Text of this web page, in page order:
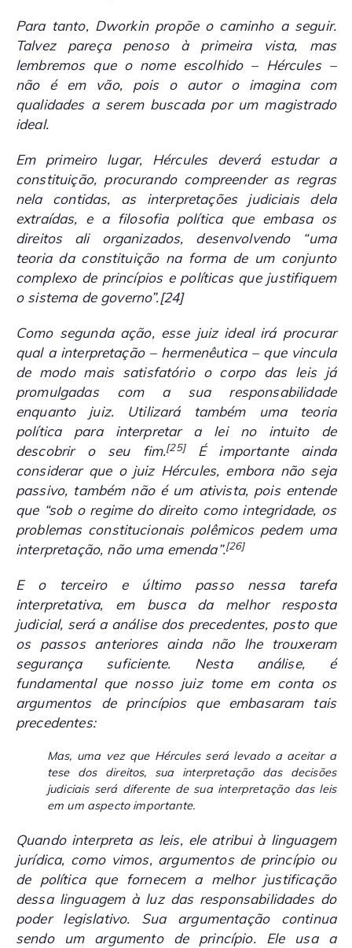
Para tanto, Dworkin propõe o caminho a seguir.
Talvez pareça penoso à primeira vista, mas
lembremos que o nome escolhido – Hércules –
não é em vão, pois o autor o imagina com
qualidades a serem buscada por um magistrado
ideal.
Em primeiro lugar, Hércules deverá estudar a
constituição, procurando compreender as regras
nela contidas, as interpretações judiciais dela
extraídas, e a filosofia política que embasa os
direitos ali organizados, desenvolvendo “uma
teoria da constituição na forma de um conjunto
complexo de princípios e políticas que justifiquem
o sistema de governo”.[24]
Como segunda ação, esse juiz ideal irá procurar
qual a interpretação – hermenêutica – que vincula
de modo mais satisfatório o corpo das leis já
promulgadas com a sua responsabilidade
enquanto juiz. Utilizará também uma teoria
política para interpretar a lei no intuito de
descobrir o seu fim.[25]É importante ainda
considerar que o juiz Hércules, embora não seja
passivo, também não é um ativista, pois entende
que “sob o regime do direito como integridade, os
problemas constitucionais polêmicos pedem uma
interpretação, não uma emenda”.[26]
E o terceiro e último passo nessa tarefa
interpretativa, em busca da melhor resposta
judicial, será a análise dos precedentes, posto que
os passos anteriores ainda não lhe trouxeram
segurança suficiente. Nesta análise, é
fundamental que nosso juiz tome em conta os
argumentos de princípios que embasaram tais
precedentes:
Mas, uma vez que Hércules será levado a aceitar a
tese dos direitos, sua interpretação das decisões
judiciais será diferente de sua interpretação das leis
em um aspecto importante.
Quando interpreta as leis, ele atribui à linguagem
jurídica, como vimos, argumentos de princípio ou
de política que fornecem a melhor justificação
dessa linguagem à luz das responsabilidades do
poder legislativo. Sua argumentação continua
sendo um argumento de princípio. Ele usa a